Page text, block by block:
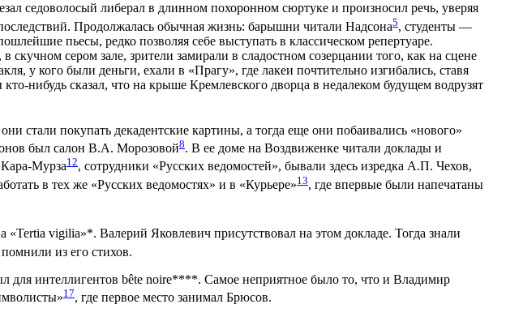
седоволосый либерал в длинном похоронном сюртуке и произносил речь, уверяя
Продолжалась обычная жизнь: барышни читали Надсона5, студенты —
пьесы, редко позволяя себе выступать в классическом репертуаре.
сером зале, зрители замирали в сладостном созерцании того, как на сцене
у кого были деньги, ехали в «Прагу», где лакеи почтительно изгибались, ставя
нибудь сказал, что на крыше Кремлевского дворца в недалеком будущем водрузят
стали покупать декадентские картины, а тогда еще они побаивались «нового»
был салон В.А. Морозовой8. В ее доме на Воздвиженке читали доклады и
Мурза12, сотрудники «Русских ведомостей», бывали здесь изредка А.П. Чехов,
в тех же «Русских ведомостях» и в «Курьере»13, где впервые были напечатаны
«Tertia vigilia»*. Валерий Яковлевич присутствовал на этом докладе. Тогда знали
из его стихов.
интеллигентов bête noire****. Самое неприятное было то, что и Владимир
17, где первое место занимал Брюсов.